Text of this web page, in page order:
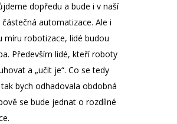
dopředu a bude i v naší
automatizace. Ale i
míru robotizace, lidé budou
Především lidé, kteří roboty
a „učit je“. Co se tedy
bych odhadovala obdobná
se bude jednat o rozdílné